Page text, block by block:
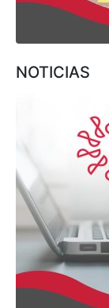
NOTICIAS